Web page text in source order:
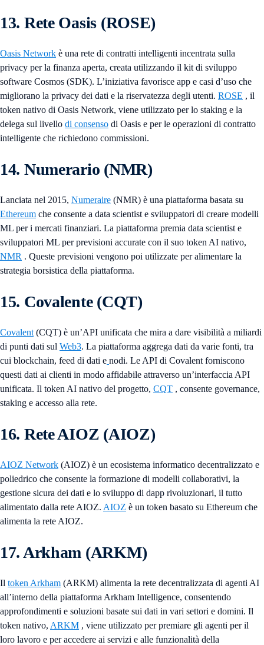
13. Rete Oasis (ROSE)
Oasis Network è una rete di contratti intelligenti incentrata sulla
privacy per la finanza aperta, creata utilizzando il kit di sviluppo
software Cosmos (SDK). L’iniziativa favorisce app e casi d’uso che
migliorano la privacy dei dati e la riservatezza degli utenti. ROSE , il
token nativo di Oasis Network, viene utilizzato per lo staking e la
delega sul livello di consenso di Oasis e per le operazioni di contratto
intelligente che richiedono commissioni.
14. Numerario (NMR)
Lanciata nel 2015, Numeraire (NMR) è una piattaforma basata su
Ethereum che consente a data scientist e sviluppatori di creare modelli
ML per i mercati finanziari. La piattaforma premia data scientist e
sviluppatori ML per previsioni accurate con il suo token AI nativo,
NMR . Queste previsioni vengono poi utilizzate per alimentare la
strategia borsistica della piattaforma.
15. Covalente (CQT)
Covalent (CQT) è un’API unificata che mira a dare visibilità a miliardi
di punti dati sul Web3. La piattaforma aggrega dati da varie fonti, tra
cui blockchain, feed di dati e nodi. Le API di Covalent forniscono
questi dati ai clienti in modo affidabile attraverso un’interfaccia API
unificata. Il token AI nativo del progetto, CQT , consente governance,
staking e accesso alla rete.
16. Rete AIOZ (AIOZ)
AIOZ Network (AIOZ) è un ecosistema informatico decentralizzato e
poliedrico che consente la formazione di modelli collaborativi, la
gestione sicura dei dati e lo sviluppo di dapp rivoluzionari, il tutto
alimentato dalla rete AIOZ. AIOZ è un token basato su Ethereum che
alimenta la rete AIOZ.
17. Arkham (ARKM)
Il token Arkham (ARKM) alimenta la rete decentralizzata di agenti AI
all’interno della piattaforma Arkham Intelligence, consentendo
approfondimenti e soluzioni basate sui dati in vari settori e domini. Il
token nativo, ARKM , viene utilizzato per premiare gli agenti per il
loro lavoro e per accedere ai servizi e alle funzionalità della